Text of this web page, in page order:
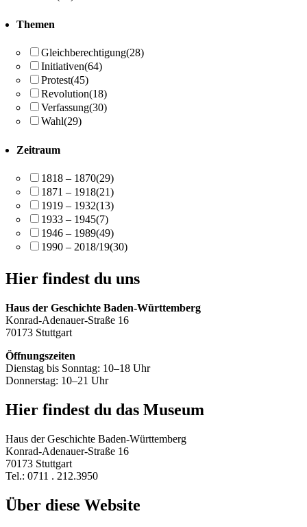
Themen
Gleichberechtigung(28)
Initiativen(64)
Protest(45)
Revolution(18)
Verfassung(30)
Wahl(29)
Zeitraum
1818 – 1870(29)
1871 – 1918(21)
1919 – 1932(13)
1933 – 1945(7)
1946 – 1989(49)
1990 – 2018/19(30)
Hier findest du uns
Haus der Geschichte Baden-Württemberg
Konrad-Adenauer-Straße 16
70173 Stuttgart
Öffnungszeiten
Dienstag bis Sonntag: 10–18 Uhr
Donnerstag: 10–21 Uhr
Hier findest du das Museum
Haus der Geschichte Baden-Württemberg
Konrad-Adenauer-Straße 16
70173 Stuttgart
Tel.: 0711 . 212.3950
Über diese Website